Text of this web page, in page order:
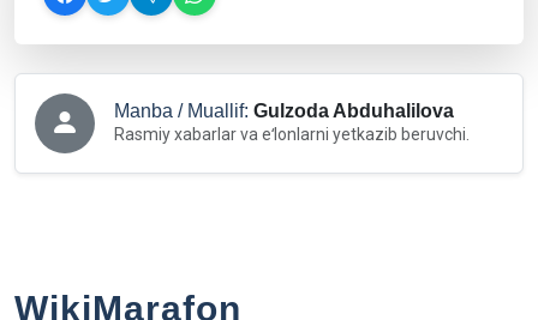
Manba / Muallif: Gulzoda Abduhalilova
Rasmiy xabarlar va eʻlonlarni yetkazib beruvchi.
WikiMarafon